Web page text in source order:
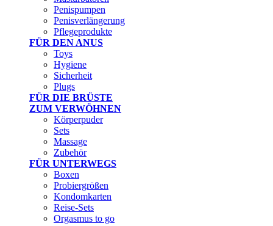
Penispumpen
Penisverlängerung
Pflegeprodukte
FÜR DEN ANUS
Toys
Hygiene
Sicherheit
Plugs
FÜR DIE BRÜSTE
ZUM VERWÖHNEN
Körperpuder
Sets
Massage
Zubehör
FÜR UNTERWEGS
Boxen
Probiergrößen
Kondomkarten
Reise-Sets
Orgasmus to go